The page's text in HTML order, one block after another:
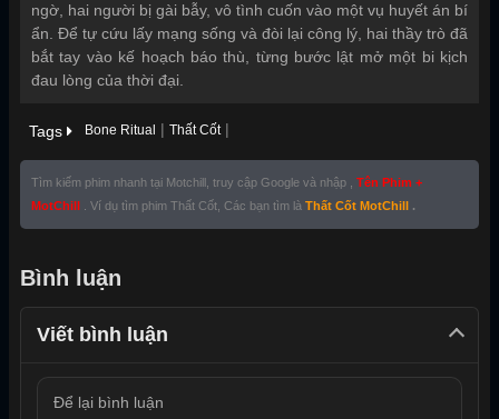
ngờ, hai người bị gài bẫy, vô tình cuốn vào một vụ huyết án bí
ẩn. Để tự cứu lấy mạng sống và đòi lại công lý, hai thầy trò đã
bắt tay vào kế hoạch báo thù, từng bước lật mở một bi kịch
đau lòng của thời đại.
Tags Bone Ritual | Thất Cốt|
Tìm kiếm phim nhanh tại Motchill, truy cập Google và nhập , Tên Phim +
MotChill
. Ví dụ tìm phim Thất Cốt, Các bạn tìm là Thất Cốt MotChill .
Bình luận
Viết bình luận